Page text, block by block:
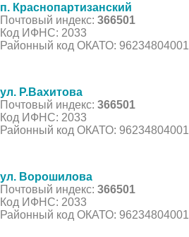
п. Краснопартизанский
Почтовый индекс: 366501
Код ИФНС: 2033
Районный код ОКАТО: 96234804001
ул. Р.Вахитова
Почтовый индекс: 366501
Код ИФНС: 2033
Районный код ОКАТО: 96234804001
ул. Ворошилова
Почтовый индекс: 366501
Код ИФНС: 2033
Районный код ОКАТО: 96234804001